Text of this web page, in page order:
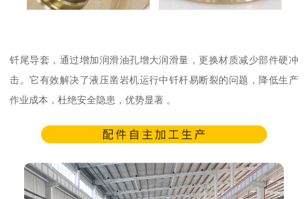
钎尾导套，通过增加润滑油孔增大润滑量，更换材质减少部件硬冲
击。它有效解决了液压凿岩机运行中钎杆易断裂的问题，降低生产
作业成本，杜绝安全隐患，优势显著 。